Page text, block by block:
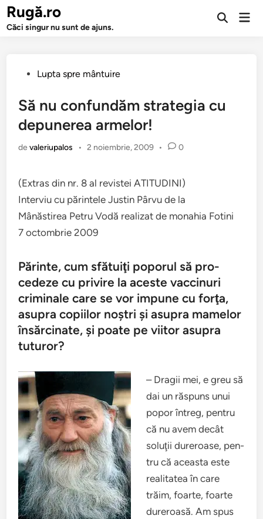
Sari
conținut
Rugă.ro
Căci singur nu sunt de ajuns.
Deschide
PublicatLupta spre mântuire
Să nu confundăm strategia cu
depunerea armelor!
devaleriupalos • 2 noiembrie, 2009 • 0
(Extras din nr. 8 al revis­tei ATITUDINI)
Inter­viu cu părintele Justin Pârvu de la
Mânăstirea Petru Vodă real­izat de mon­ahia Fotini
7 octombrie 2009
Păr­inte, cum sfă­tu­iţi poporul să pro­
cedeze cu privire la aceste vac­cin­uri
crim­i­nale care se vor impune cu forţa,
asupra copi­ilor noştri şi asupra mamelor
însăr­ci­nate, şi poate pe viitor asupra
tuturor?
– Dragii mei, e greu să
dai un răspuns unui
popor întreg, pen­tru
că nu avem decât
soluţii dureroase, pen­
tru că aceasta este
real­i­tatea în care
trăim, foarte, foarte
dureroasă. Am spus